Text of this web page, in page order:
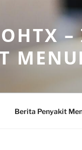
Berita Penyakit